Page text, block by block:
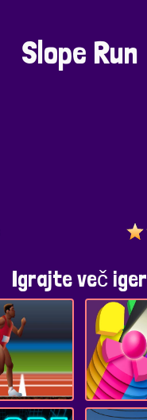
Slope Run
Igrajte več iger